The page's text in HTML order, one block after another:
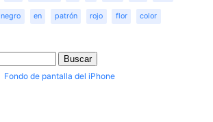
negro en patrón rojo flor color
Fondo de pantalla del iPhone